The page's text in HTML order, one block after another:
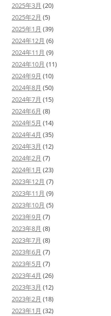
2025年3月 (20)
2025年2月 (5)
2025年1月 (39)
2024年12月 (6)
2024年11月 (9)
2024年10月 (11)
2024年9月 (10)
2024年8月 (50)
2024年7月 (15)
2024年6月 (8)
2024年5月 (14)
2024年4月 (35)
2024年3月 (12)
2024年2月 (7)
2024年1月 (23)
2023年12月 (7)
2023年11月 (9)
2023年10月 (5)
2023年9月 (7)
2023年8月 (8)
2023年7月 (8)
2023年6月 (7)
2023年5月 (7)
2023年4月 (26)
2023年3月 (12)
2023年2月 (18)
2023年1月 (32)